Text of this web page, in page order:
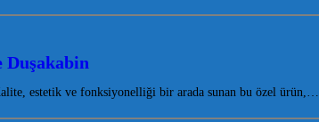
Duşakabin
estetik ve fonksiyonelliği bir arada sunan bu özel ürün,…